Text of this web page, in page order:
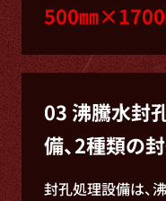
500㎜
03 沸騰水封
備、2種類の
封孔処理設備は、